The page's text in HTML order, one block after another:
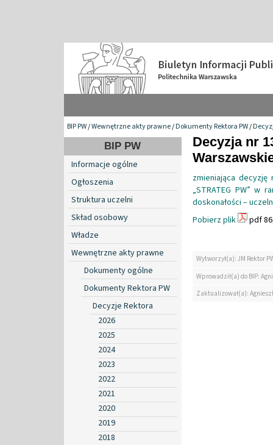
BIP PW/Wewnętrzne akty prawne/Dokumenty Rektora PW/
BIP PW
Informacje ogólne
Ogłoszenia
Struktura uczelni
Skład osobowy
Władze
Wewnętrzne akty prawne
Dokumenty ogólne
Dokumenty Rektora PW
Decyzje Rektora
2026
2025
2024
2023
2022
2021
2020
2019
2018
Decyzja nr
zmieniająca
„STRATEG PW” w
doskonałości –
Pobierz plik
pdf
Wytworzył(a): JM Rektor
Wprowadził(a) do BIP:
Zaktualizował(a):